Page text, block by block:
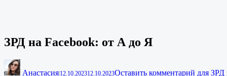
ЗРД на Facebook: от А до Я
Анастасия 12.10.202312.10.2023Оставить комментарий для ЗРД